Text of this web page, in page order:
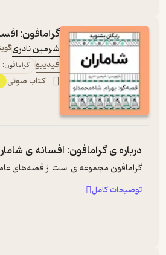
گرامافون:
شرمین نادری
فیدیبو
کتاب صوتی
درباره یگرامافون: افسانه ی
گرامافون مجموعه‌ای است از قصه‌های
توضیحات کامل